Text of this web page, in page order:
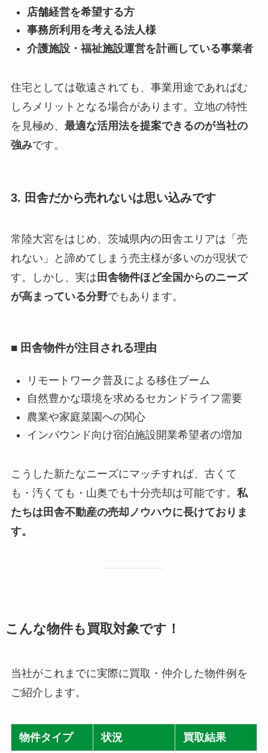
店舗経営を希望する方
事務所利用を考える法人様
介護施設・福祉施設運営を計画している事業者
住宅としては敬遠されても、事業用途であればむ
しろメリットとなる場合があります。立地の特性
を見極め、 最適な活用法を提案できるのが当社の
強みです。
3. 田舎だから売れないは思い込みです
常陸大宮をはじめ、茨城県内の田舎エリアは「売
れない」と諦めてしまう売主様が多いのが現状で
す。しかし、実は 田舎物件ほど全国からのニーズ
が高まっている分野でもあります。
■ 田舎物件が注目される理由
リモートワーク普及による移住ブーム
自然豊かな環境を求めるセカンドライフ需要
農業や家庭菜園への関心
インバウンド向け宿泊施設開業希望者の増加
こうした新たなニーズにマッチすれば、古くて
も・汚くても・山奥でも十分売却は可能です。 私
たちは田舎不動産の売却ノウハウに長けておりま
す。
こんな物件も買取対象です！
当社がこれまでに実際に買取・仲介した物件例を
ご紹介します。
物件タイプ 状況 買取結果